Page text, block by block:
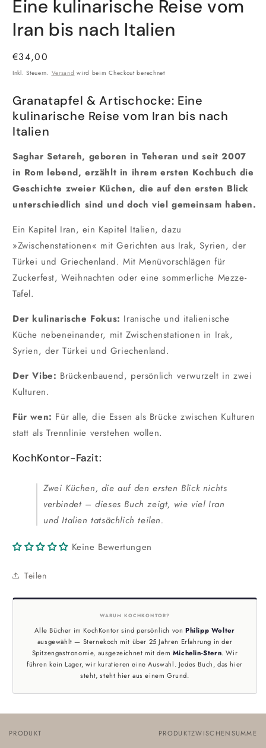
Eine kulinarische Reise vom
Iran bis nach Italien
Normaler
Preis
€34,00
Inkl. Steuern. Versand wird beim Checkout berechnet
Granatapfel & Artischocke: Eine
kulinarische Reise vom Iran bis nach
Italien
Saghar Setareh, geboren in Teheran und seit 2007
in Rom lebend, erzählt in ihrem ersten Kochbuch die
Geschichte zweier Küchen, die auf den ersten Blick
unterschiedlich sind und doch viel gemeinsam haben.
Ein Kapitel Iran, ein Kapitel Italien, dazu
»Zwischenstationen« mit Gerichten aus Irak, Syrien, der
Türkei und Griechenland. Mit Menüvorschlägen für
Zuckerfest, Weihnachten oder eine sommerliche Mezze-
Tafel.
Der kulinarische Fokus: Iranische und italienische
Küche nebeneinander, mit Zwischenstationen in Irak,
Syrien, der Türkei und Griechenland.
Der Vibe: Brückenbauend, persönlich verwurzelt in zwei
Kulturen.
Für wen: Für alle, die Essen als Brücke zwischen Kulturen
statt als Trennlinie verstehen wollen.
KochKontor-Fazit:
Zwei Küchen, die auf den ersten Blick nichts
verbindet – dieses Buch zeigt, wie viel Iran
und Italien tatsächlich teilen.
Keine Bewertungen
Teilen
WARUM KOCHKONTOR?
Alle Bücher im KochKontor sind persönlich vonPhilipp Wolter
ausgewählt — Sternekoch mit über 25 Jahren Erfahrung in der
Spitzengastronomie, ausgezeichnet mit dem Michelin-Stern. Wir
führen kein Lager, wir kuratieren eine Auswahl. Jedes Buch, das hier
steht, steht hier aus einem Grund.
Dein
PRODUKT PRODUKTZWISCHENSUMME